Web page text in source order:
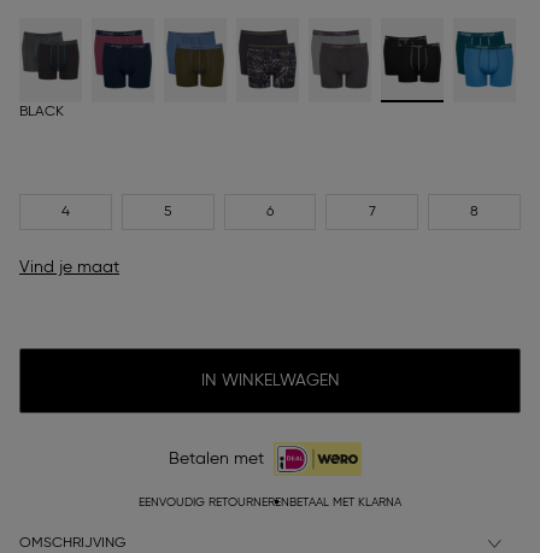
BLACK
4 5 6 7 8
Vind je maat
IN WINKELWAGEN
Betalen met
EENVOUDIG RETOURNEREN BETAAL MET KLARNA
OMSCHRIJVING